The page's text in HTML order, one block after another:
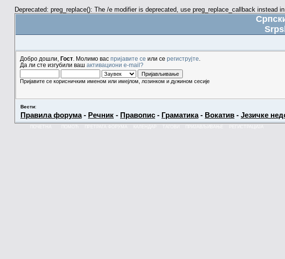
Deprecated: preg_replace(): The /e modifier is deprecated, use preg_replace_callback
Добро дошли, Гост . Молимо вас пријавите се или се региструјте
Да ли сте изгубили ваш активациони e-mail?
Пријавите се корисничким именом или имејлом, лозинком и дужином сесије
Вести:
Правила форума- Речник - Правопис - Граматика- Вокатив - Језичке
КАЛЕНДАР